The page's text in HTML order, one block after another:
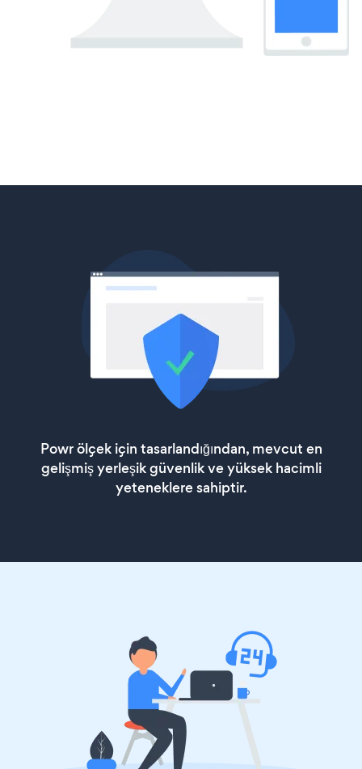
Powr ölçek için tasarlandığından, mevcut en
gelişmiş yerleşik güvenlik ve yüksek hacimli
yeteneklere sahiptir.